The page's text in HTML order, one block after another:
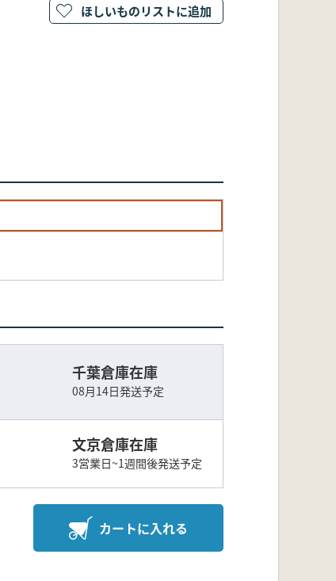
千葉倉庫在庫
08月14日発送予定
文京倉庫在庫
3営業日~1週間後発送予定
カートに入れる
ほしいものリストに追加